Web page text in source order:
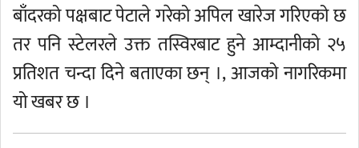
बाँदरको पक्षबाट पेटाले गरेको अपिल खारेज गरिएको छ
तर पनि स्टेलरले उक्त तस्विरबाट हुने आम्दानीको २५
प्रतिशत चन्दा दिने बताएका छन् ।, आजको नागरिकमा
यो खबर छ ।